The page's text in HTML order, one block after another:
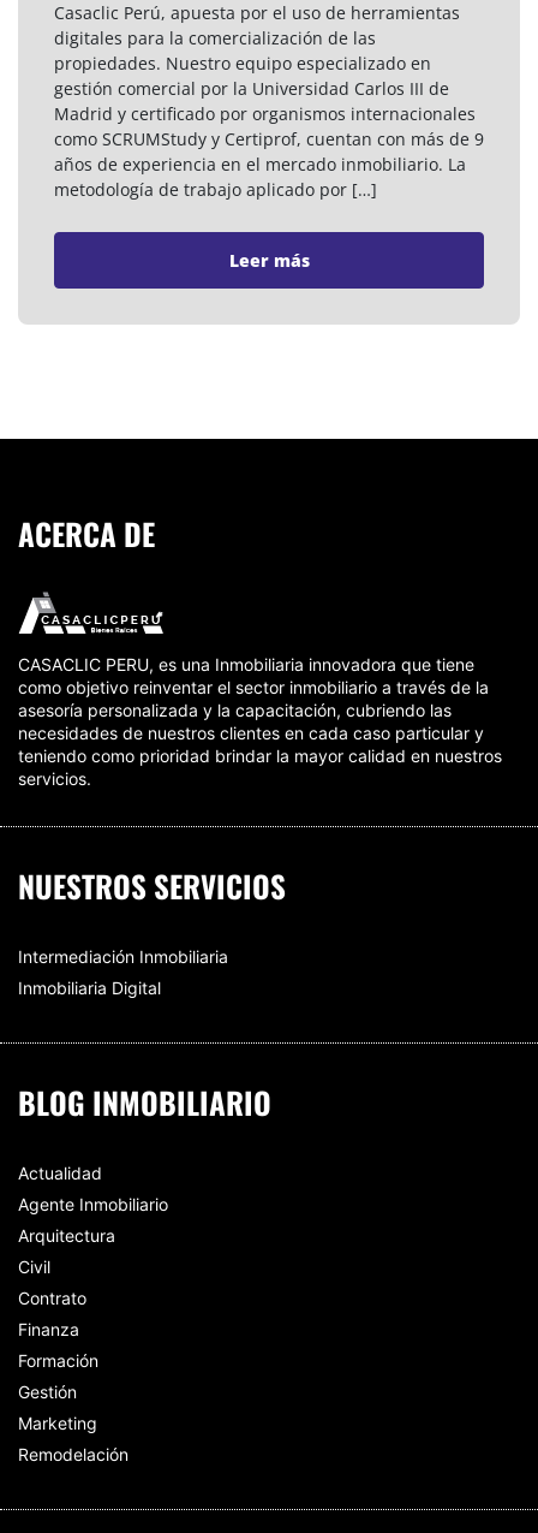
Casaclic Perú, apuesta por el uso de herramientas
digitales para la comercialización de las
propiedades. Nuestro equipo especializado en
gestión comercial por la Universidad Carlos III de
Madrid y certificado por organismos internacionales
como SCRUMStudy y Certiprof, cuentan con más de 9
años de experiencia en el mercado inmobiliario. La
metodología de trabajo aplicado por […]
Leer más
ACERCA DE
CASACLIC PERU, es una Inmobiliaria innovadora que tiene
como objetivo reinventar el sector inmobiliario a través de la
asesoría personalizada y la capacitación, cubriendo las
necesidades de nuestros clientes en cada caso particular y
teniendo como prioridad brindar la mayor calidad en nuestros
servicios.
NUESTROS SERVICIOS
Intermediación Inmobiliaria
Inmobiliaria Digital
BLOG INMOBILIARIO
Actualidad
Agente Inmobiliario
Arquitectura
Civil
Contrato
Finanza
Formación
Gestión
Marketing
Remodelación